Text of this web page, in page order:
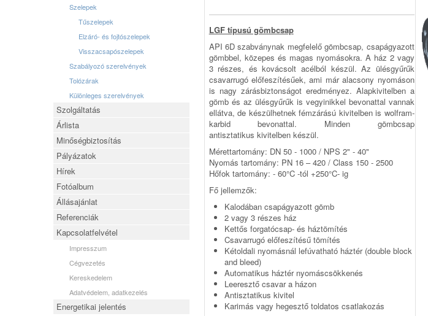
Szelepek
Tűszelepek
Elzáró- és fojtószelepek
Visszacsapószelepek
Szabályozó szerelvények
Tolózárak
Különleges szerelvények
Szolgáltatás
Árlista
Minőségbiztosítás
Pályázatok
Hírek
Fotóalbum
Állásajánlat
Referenciák
Kapcsolatfelvétel
Impresszum
Cégvezetés
Kereskedelem
Adatvédelem, adatkezelés
Energetikai jelentés
LGF típusú gömbcsap
API 6D szabványnak megfelelő gömbcsap, csapágyazott
gömbbel, közepes és magas nyomásokra. A ház 2 vagy
3 részes, és kovácsolt acélból készül. Az ülésgyűrűk
csavar­rugó előfeszítésűek, ami már alacsony nyomáson
is nagy zárásbiztonságot eredményez. Alapkivitelben a
gömb és az ülésgyűrűk is vegyinikkel bevonattal vannak
ellátva, de ké­szülhetnek fémzárású kivitelben is wolfram-
karbid bevo­nattal. Minden gömbcsap
antisztatikus kivitelben készül.
Mérettartomány: DN 50 - 1000 / NPS 2" - 40"
Nyomás tartomány: PN 16 – 420 / Class 150 - 2500
Hőfok tartomány: - 60°C -tól +250°C- ig
Fő jellemzők:
Kalodában csapágyazott gömb
2 vagy 3 részes ház
Kettős forgatócsap- és háztömítés
Csavarrugó előfeszítésű tömítés
Kétoldali nyomásnál lefúvatható háztér (double block
and bleed)
Automatikus háztér nyomáscsökkenés
Leeresztő csavar a házon
Antisztatikus kivitel
Karimás vagy hegesztő toldatos csatlakozás